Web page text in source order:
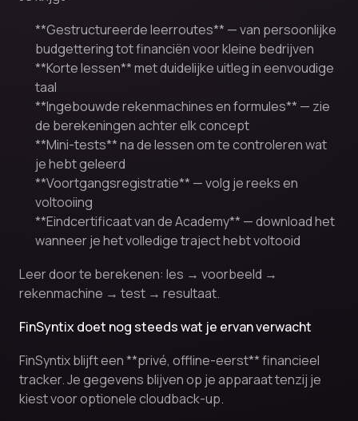
**Gestructureerde leerroutes** — van persoonlijke
budgettering tot financiën voor kleine bedrijven
**Korte lessen** met duidelijke uitleg in eenvoudige
taal
**Ingebouwde rekenmachines en formules** — zie
de berekeningen achter elk concept
**Mini-tests** na de lessen om te controleren wat
je hebt geleerd
**Voortgangsregistratie** — volg je reeks en
voltooiing
**Eindcertificaat van de Academy** — download het
wanneer je het volledige traject hebt voltooid
Leer door te berekenen: les → voorbeeld →
rekenmachine → test → resultaat.
FinSyntix doet nog steeds wat je ervan verwacht
FinSyntix blijft een **privé, offline-eerst** financieel
tracker. Je gegevens blijven op je apparaat tenzij je
kiest voor optionele cloudback-up.